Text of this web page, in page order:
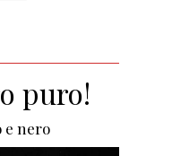
e nero